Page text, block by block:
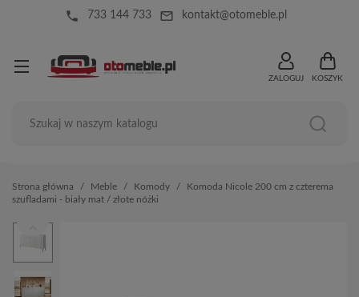
local_phone 733 144 733 mail_outline kontakt@otomeble.pl
ZALOGUJ KOSZYK
Strona główna Meble Komody
Komoda Nicole 200 cm z czterema
szufladami - biały mat / złote nóżki